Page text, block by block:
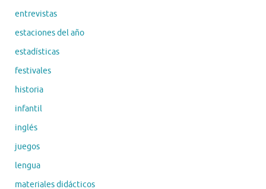
entrevistas
estaciones del año
estadísticas
festivales
historia
infantil
inglés
juegos
lengua
materiales didácticos